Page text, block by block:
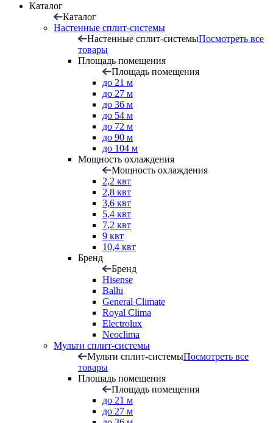
Каталог
Каталог
Настенные сплит-системы
Настенные сплит-системыПосмотреть все
товары
Площадь помещения
Площадь помещения
до 21 м
до 27 м
до 36 м
до 54 м
до 72 м
до 90 м
до 104 м
Мощность охлаждения
Мощность охлаждения
2,2 квт
2,8 квт
3,6 квт
5,4 квт
7,2 квт
9 квт
10,4 квт
Бренд
Бренд
Hisense
Ballu
General Climate
Royal Clima
Electrolux
Neoclima
Мульти сплит-системы
Мульти сплит-системыПосмотреть все
товары
Площадь помещения
Площадь помещения
до 21 м
до 27 м